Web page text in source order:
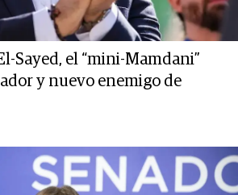
Sayed, el “mini-Mamdani”
y nuevo enemigo de